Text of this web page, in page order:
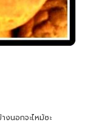
งนอกจะไหม้ซะ